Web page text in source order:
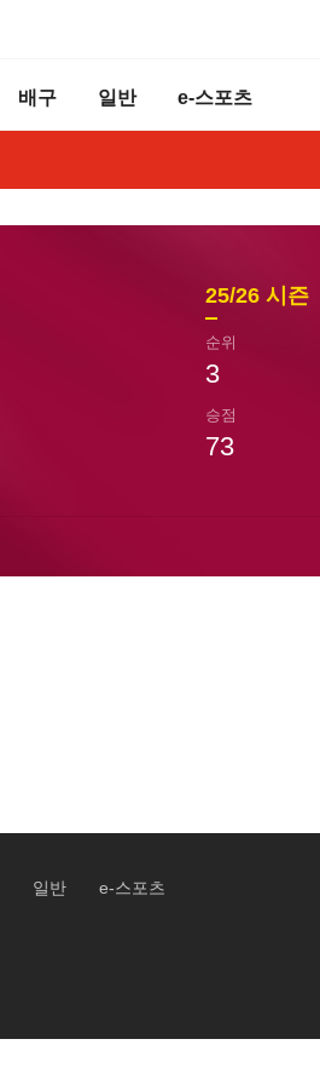
배구 일반 e-스포츠
25/26 시즌
순위
3
승점
73
일반 e-스포츠